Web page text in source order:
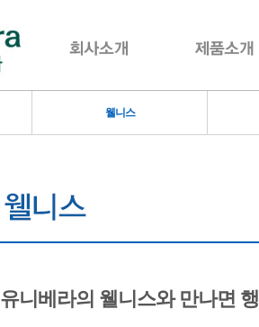
웰니스
유니베라의 웰니스와 만나면